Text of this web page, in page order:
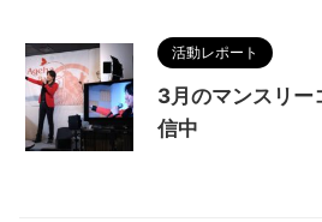
活動レポート
3月のマンスリー
信中